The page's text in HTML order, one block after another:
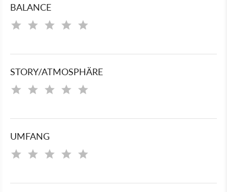
BALANCE
STORY/ATMOSPHÄRE
UMFANG